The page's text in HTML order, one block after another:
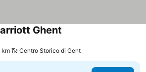
Ghent
ถึง Centro Storico di Gent